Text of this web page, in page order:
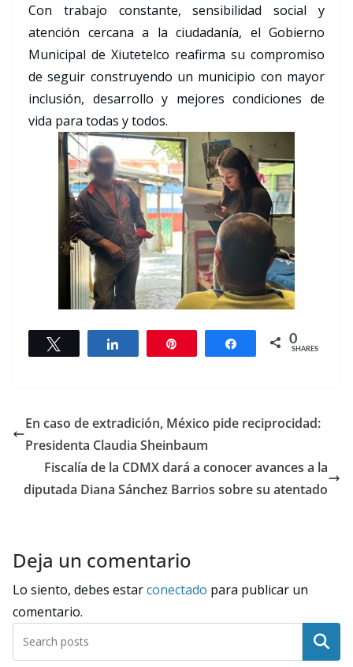
Con trabajo constante, sensibilidad social y
atención cercana a la ciudadanía, el Gobierno
Municipal de Xiutetelco reafirma su compromiso
de seguir construyendo un municipio con mayor
inclusión, desarrollo y mejores condiciones de
vida para todas y todos.
Share 0
SHARES
En caso de extradición, México pide reciprocidad:
Presidenta Claudia Sheinbaum
Fiscalía de la CDMX dará a conocer avances a la
diputada Diana Sánchez Barrios sobre su atentado
Deja un comentario
Lo siento, debes estarconectado para publicar un
comentario.
Buscar